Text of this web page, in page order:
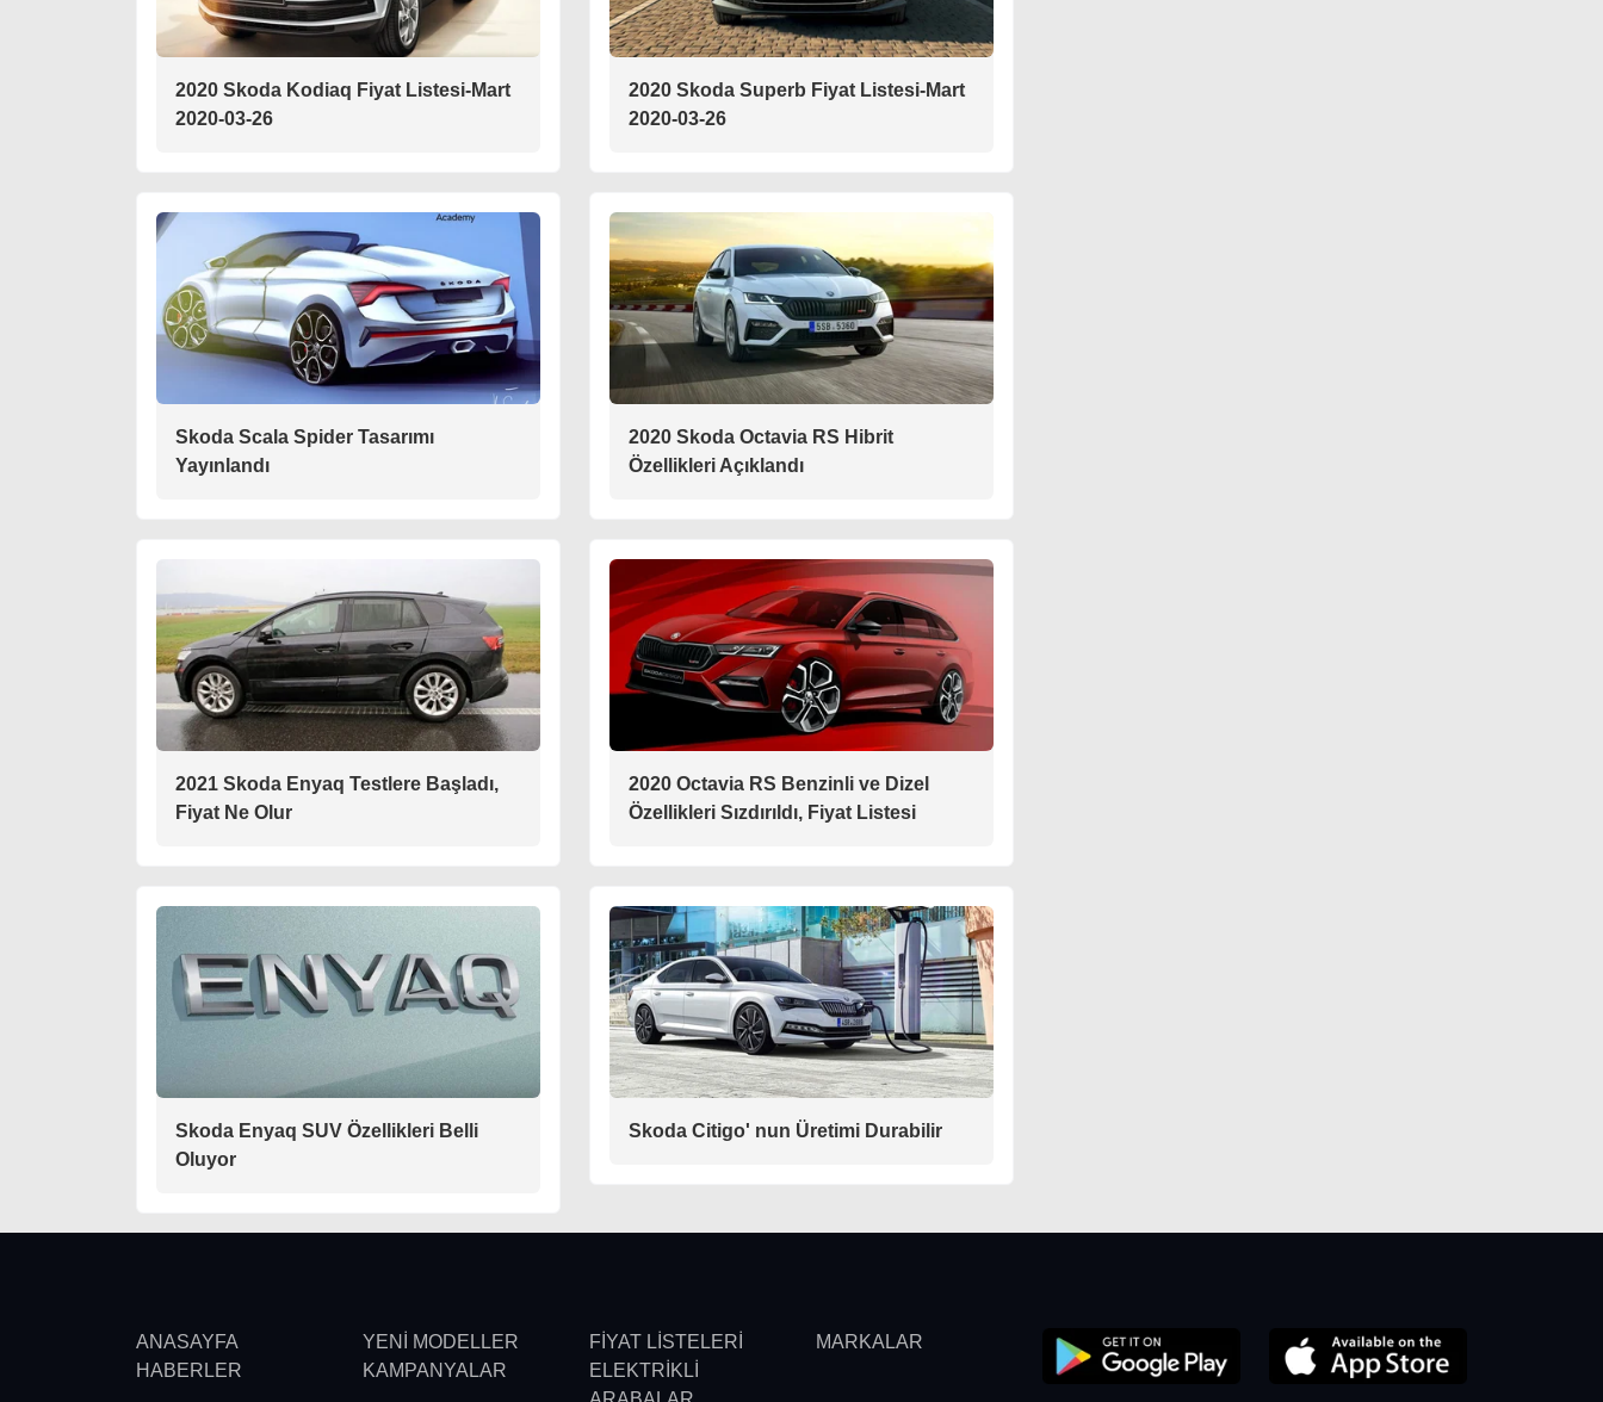
2020 Skoda Kodiaq Fiyat Listesi-Mart
2020-03-26
2020 Skoda Superb Fiyat Listesi-Mart
2020-03-26
Skoda Scala Spider Tasarımı
Yayınlandı
2020 Skoda Octavia RS Hibrit
Özellikleri Açıklandı
2021 Skoda Enyaq Testlere Başladı,
Fiyat Ne Olur
2020 Octavia RS Benzinli ve Dizel
Özellikleri Sızdırıldı, Fiyat Listesi
Skoda Enyaq SUV Özellikleri Belli
Oluyor
Skoda Citigo' nun Üretimi Durabilir
ANASAYFA
HABERLER
YENİ MODELLER
KAMPANYALAR
FİYAT LİSTELERİ
ELEKTRİKLİ
MARKALAR